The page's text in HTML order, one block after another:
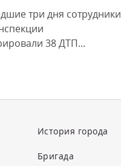
три дня сотрудники
38 ДТП...
История города
Бригада